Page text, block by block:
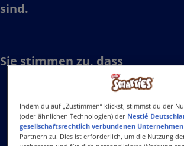
sind.​
Sie stimmen zu, dass​
wenn Sie zuvor eine
Zahlungszusage im Gegenzug
Indem du auf „Zustimmen“ klickst, stimmst du der
(oder ähnlichen Technologien) der Nestlé
gesellschaftsrechtlich verbundenen Unternehmen
Partnern zu. Dies ist erforderlich, um die Nutzung